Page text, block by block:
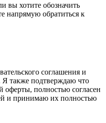
вы хотите обозначить
напрямую обратиться к
соглашения и
также подтверждаю что
оферты, полностью согласен
и принимаю их полностью